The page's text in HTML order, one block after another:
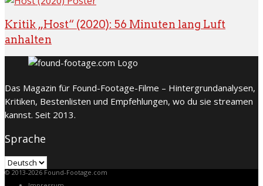
Kritik „Host“ (2020): 56 Minuten lang Luft
anhalten
Das Magazin für Found-Footage-Filme – Hintergrundanalysen,
Kritiken, Bestenlisten und Empfehlungen, wo du sie streamen
kannst. Seit 2013.
Sprache
Sprache
© 2013-2026 Found-Footage.com